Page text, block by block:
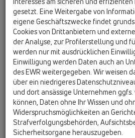
Vorname
Nachname
Firma
gesetzt. Eine Weitergabe von
eigene Geschäftszwecke findet
Cookies von Drittanbietern und
der Analyse, zur Profilerstellung und
werden nur mit ausdrücklichen
Einwilligung werden Daten auch an
des EWR weitergegeben. Wir weisen
über ein niedrigeres
und dort ansässige Unternehmen
können, Daten ohne Ihr Wissen und
Widerspruchsmöglichkeiten an
Strafverfolgungsbehörden,
Sicherheitsorgane herauszugeben.